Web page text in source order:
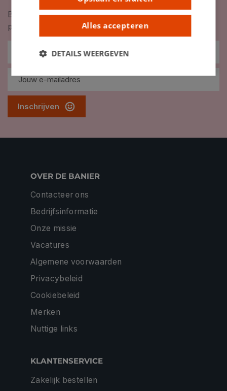
Blijf op de hoogte van nieuwigheden, inspiratie,
promoties en meer!
Inschrijven
OVER DE BANIER
Contacteer ons
Bedrijfsinformatie
Onze missie
Vacatures
Algemene voorwaarden
Privacybeleid
Cookiebeleid
Merken
Nuttige links
KLANTENSERVICE
Zakelijk bestellen
Alles accepteren
DETAILS WEERGEVEN